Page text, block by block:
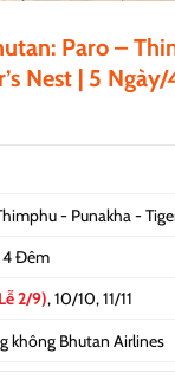
Paro –
Nest | 5
- Punakha -
Đêm
2/9), 10/10, 11/11
không Bhutan Airlines